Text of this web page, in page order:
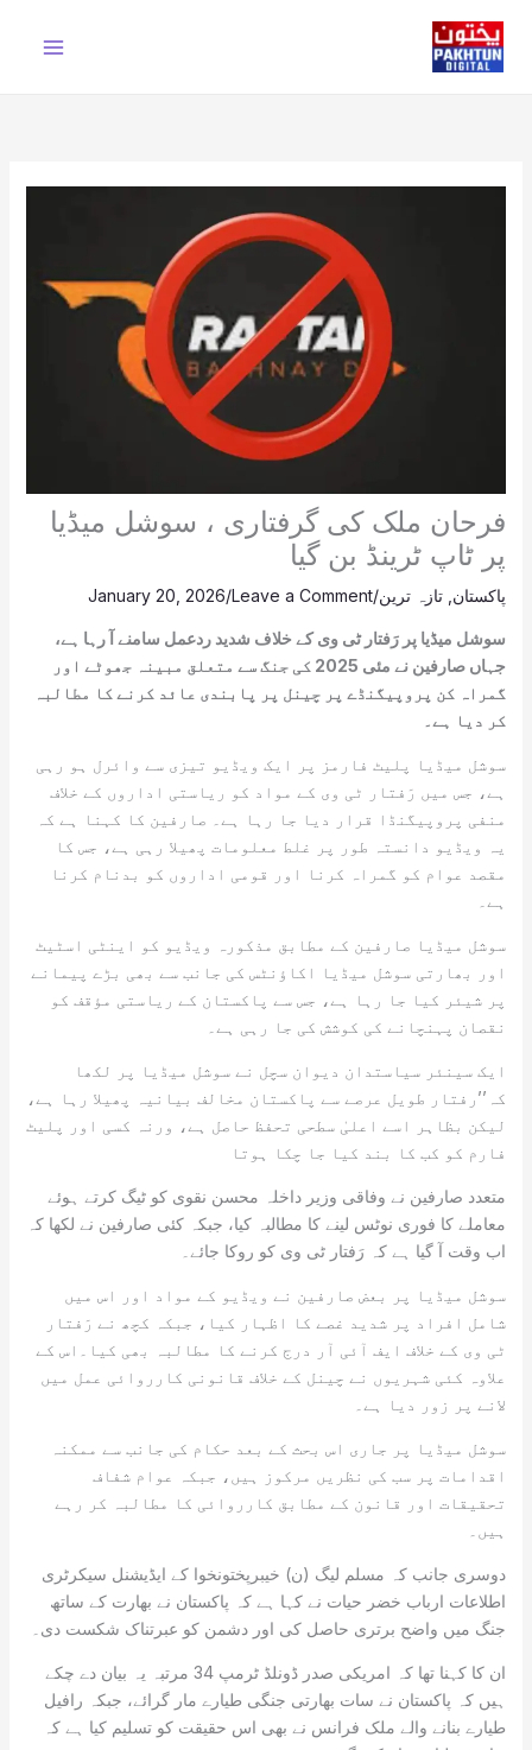
content
فرحان ملک کی گرفتاری ، سوشل میڈیا
پر ٹاپ ٹرینڈ بن گیا
پاکستان تازہ ترین/
Leave a Comment
/
January 20, 2026
سوشل میڈیا پر رَفتار ٹی وی کے خلاف شدید ردعمل سامنے آ رہا ہے،
جہاں صارفین نے مئی 2025 کی جنگ سے متعلق مبینہ جھوٹے اور
گمراہ کن پروپیگنڈے پر چینل پر پابندی عائد کرنے کا مطالبہ
کر دیا ہے۔
سوشل میڈیا پلیٹ فارمز پر ایک ویڈیو تیزی سے وائرل ہو رہی
ہے، جس میں رَفتار ٹی وی کے مواد کو ریاستی اداروں کے خلاف
منفی پروپیگنڈا قرار دیا جا رہا ہے۔ صارفین کا کہنا ہے کہ
یہ ویڈیو دانستہ طور پر غلط معلومات پھیلا رہی ہے، جس کا
مقصد عوام کو گمراہ کرنا اور قومی اداروں کو بدنام کرنا
ہے۔
سوشل میڈیا صارفین کے مطابق مذکورہ ویڈیو کو اینٹی اسٹیٹ
اور بھارتی سوشل میڈیا اکاؤنٹس کی جانب سے بھی بڑے پیمانے
پر شیئر کیا جا رہا ہے، جس سے پاکستان کے ریاستی مؤقف کو
نقصان پہنچانے کی کوشش کی جا رہی ہے۔
ایک سینئر سیاستدان دیوان سچل نے سوشل میڈیا پر لکھا
کہ’’رفتار طویل عرصے سے پاکستان مخالف بیانیہ پھیلا رہا ہے،
لیکن بظاہر اسے اعلیٰ سطحی تحفظ حاصل ہے، ورنہ کسی اور پلیٹ
فارم کو کب کا بند کیا جا چکا ہوتا
متعدد صارفین نے وفاقی وزیر داخلہ محسن نقوی کو ٹیگ کرتے ہوئے
معاملے کا فوری نوٹس لینے کا مطالبہ کیا، جبکہ کئی صارفین نے لکھا کہ
اب وقت آ گیا ہے کہ رَفتار ٹی وی کو روکا جائے۔
سوشل میڈیا پر بعض صارفین نے ویڈیو کے مواد اور اس میں
شامل افراد پر شدید غصے کا اظہار کیا، جبکہ کچھ نے رَفتار
ٹی وی کے خلاف ایف آئی آر درج کرنے کا مطالبہ بھی کیا۔اس کے
علاوہ کئی شہریوں نے چینل کے خلاف قانونی کارروائی عمل میں
لانے پر زور دیا ہے۔
سوشل میڈیا پر جاری اس بحث کے بعد حکام کی جانب سے ممکنہ
اقدامات پر سب کی نظریں مرکوز ہیں، جبکہ عوام شفاف
تحقیقات اور قانون کے مطابق کارروائی کا مطالبہ کر رہے
ہیں۔
دوسری جانب کہ مسلم لیگ (ن) خیبرپختونخوا کے ایڈیشنل سیکرٹری
اطلاعات ارباب خضر حیات نے کہا ہے کہ پاکستان نے بھارت کے ساتھ
جنگ میں واضح برتری حاصل کی اور دشمن کو عبرتناک شکست دی۔
ان کا کہنا تھا کہ امریکی صدر ڈونلڈ ٹرمپ 34 مرتبہ یہ بیان دے چکے
ہیں کہ پاکستان نے سات بھارتی جنگی طیارے مار گرائے، جبکہ رافیل
طیارے بنانے والے ملک فرانس نے بھی اس حقیقت کو تسلیم کیا ہے کہ